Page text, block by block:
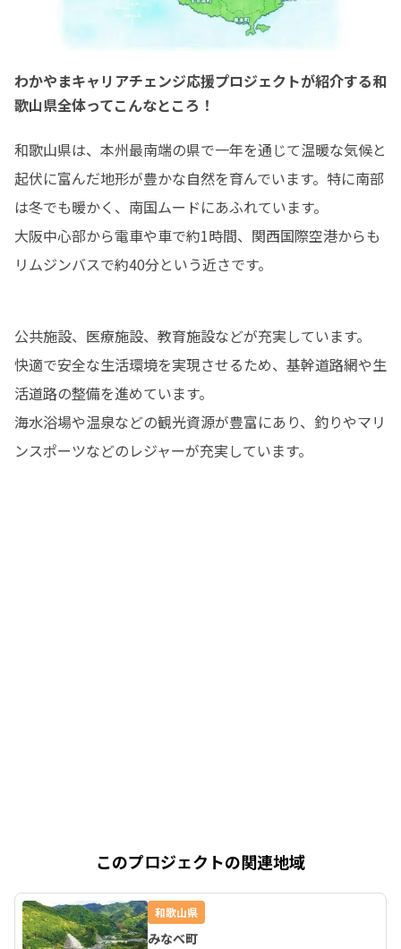
わかやまキャリアチェンジ応援プロジェクトが紹介する和
歌山県全体ってこんなところ！
和歌山県は、本州最南端の県で一年を通じて温暖な気候と
起伏に富んだ地形が豊かな自然を育んでいます。特に南部
は冬でも暖かく、南国ムードにあふれています。
大阪中心部から電車や車で約1時間、関西国際空港からも
リムジンバスで約40分という近さです。
公共施設、医療施設、教育施設などが充実しています。
快適で安全な生活環境を実現させるため、基幹道路網や生
活道路の整備を進めています。
海水浴場や温泉などの観光資源が豊富にあり、釣りやマリ
ンスポーツなどのレジャーが充実しています。
このプロジェクトの関連地域
和歌山県
みなべ町